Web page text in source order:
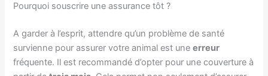
Pourquoi souscrire une assurance tôt ?
A garder à l’esprit, attendre qu’un problème de santé
survienne pour assurer votre animal est uneerreur
fréquente. Il est recommandé d’opter pour une couverture à